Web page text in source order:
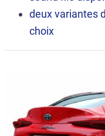
deux variantes
choix